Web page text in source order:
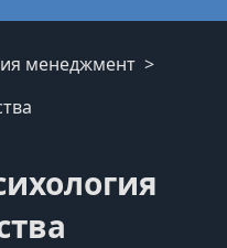
менеджмент